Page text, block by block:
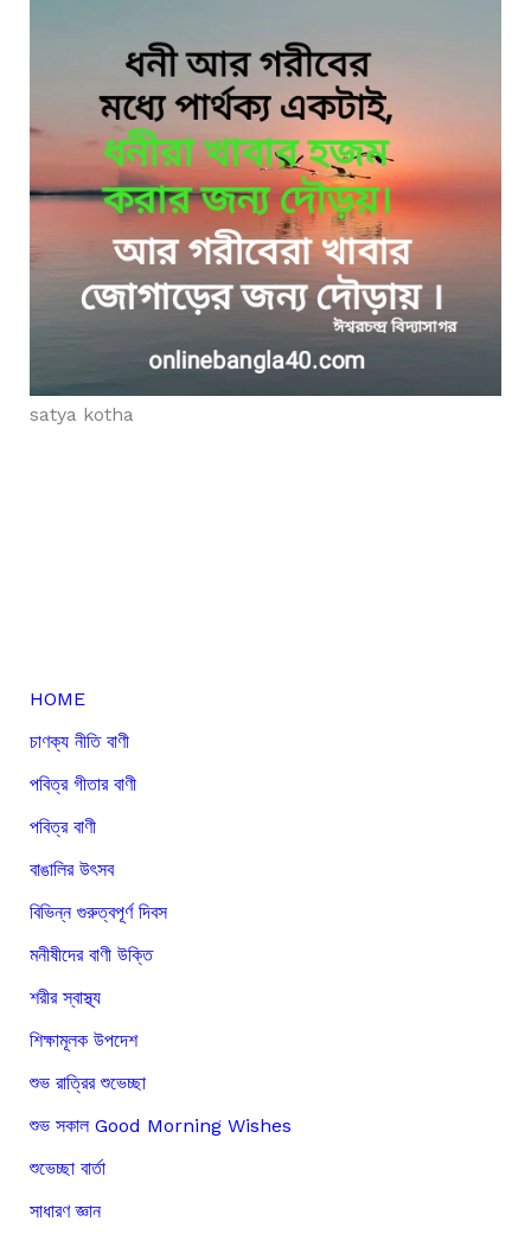
satya kotha
HOME
চাণক্য নীতি বাণী
পবিত্র গীতার বাণী
পবিত্র বাণী
বাঙালির উৎসব
বিভিন্ন গুরুত্বপূর্ণ দিবস
মনীষীদের বাণী উক্তি
শরীর স্বাস্থ্য
শিক্ষামূলক উপদেশ
শুভ রাত্রির শুভেচ্ছা
শুভ সকাল Good Morning Wishes
শুভেচ্ছা বার্তা
সাধারণ জ্ঞান